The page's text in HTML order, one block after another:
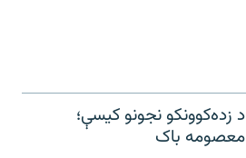
د زده‌کوونکو نجونو کیسې؛
معصومه باک